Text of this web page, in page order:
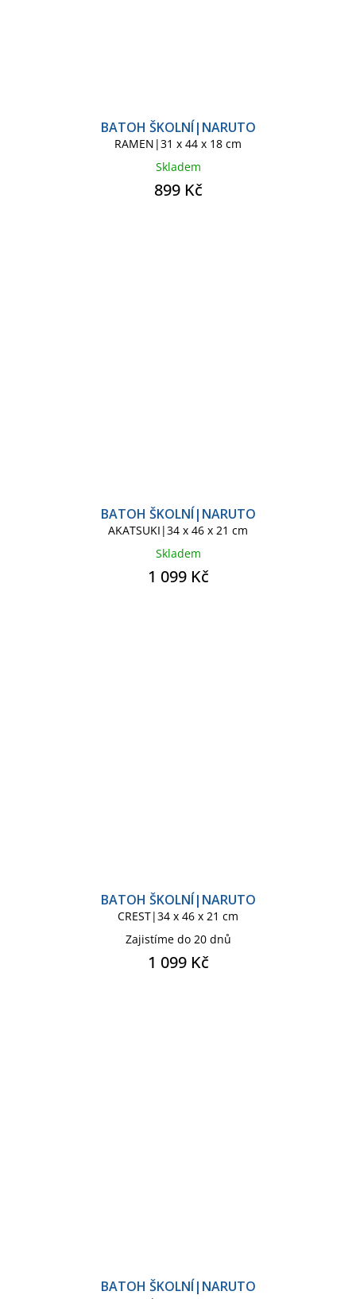
BATOH ŠKOLNÍ|NARUTO
RAMEN|31 x 44 x 18 cm
Skladem
899 Kč
BATOH ŠKOLNÍ|NARUTO
AKATSUKI|34 x 46 x 21 cm
Skladem
1 099 Kč
BATOH ŠKOLNÍ|NARUTO
CREST|34 x 46 x 21 cm
Zajistíme do 20 dnů
1 099 Kč
BATOH ŠKOLNÍ|NARUTO